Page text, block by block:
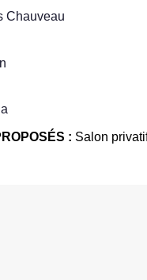
Chauveau
: Salon